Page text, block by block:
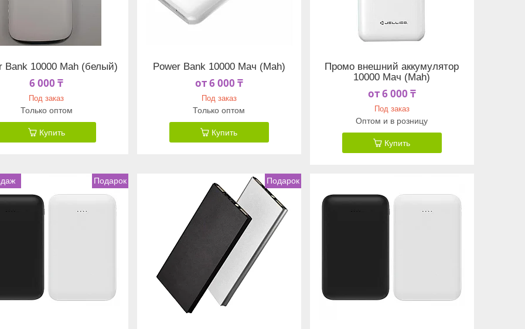
Bank 10000 Mah (белый)
6 000 ₸
Под заказ
Только оптом
Купить
Power Bank 10000 Мач (Mah)
от 6 000 ₸
Под заказ
Только оптом
Купить
Промо внешний аккумулятор
10000 Мач (Mah)
от 6 000 ₸
Под заказ
Оптом и в розницу
Купить
Подарок Подарок